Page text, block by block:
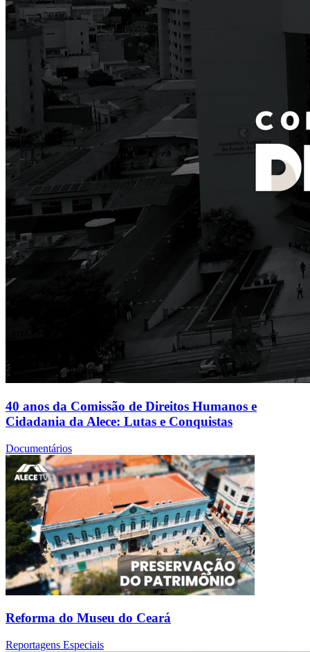
40 anos da Comissão de Direitos Humanos e
Cidadania da Alece: Lutas e Conquistas
Documentários
Reforma do Museu do Ceará
Reportagens Especiais